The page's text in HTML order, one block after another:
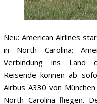
Neu: American Airlines
in North Carolina:
Verbindung ins Land
Reisende können ab
Airbus A330 von
North Carolina fliegen.